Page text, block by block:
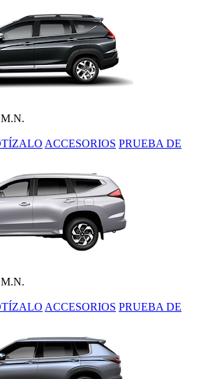
ACCESORIOS PRUEBA DE
ACCESORIOS PRUEBA DE